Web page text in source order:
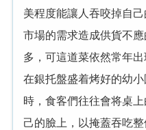
美程度能讓人吞咬掉自己
市場的需求造成供貨不
多，可這道菜依然常年
在銀托盤盛着烤好的幼
時，食客們往往會将桌
己的臉上，以掩蓋吞吃整